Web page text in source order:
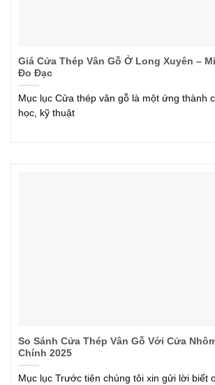
Giá Cửa Thép Vân Gỗ Ở Long Xuyên –
Đo Đạc
Mục lục Cửa thép vân gỗ là một ứng thành
học, kỹ thuật
So Sánh Cửa Thép Vân Gỗ Với Cửa
Chính 2025
Mục lục Trước tiên chúng tôi xin gửi lời biết